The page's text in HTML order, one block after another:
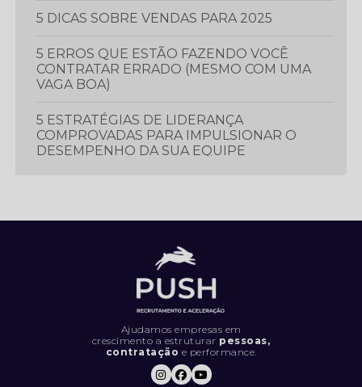
5 DICAS SOBRE VENDAS PARA 2025
5 ERROS QUE ESTÃO FAZENDO VOCÊ
CONTRATAR ERRADO (MESMO COM UMA
VAGA BOA)
5 ESTRATÉGIAS DE LIDERANÇA
COMPROVADAS PARA IMPULSIONAR O
DESEMPENHO DA SUA EQUIPE
O DESEMPENHO DA SUA EQUIPE DE
CONTRATANDO DA FORMA ERRADA (E
Ajudamos empresas em
crescimento a estruturar pessoas,
contratação e performance.